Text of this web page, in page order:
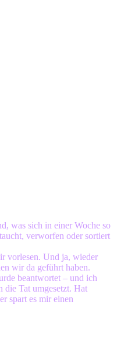
was sich in einer Woche so
verworfen oder sortiert
vorlesen. Und ja, wieder
wir da geführt haben.
beantwortet – und ich
die Tat umgesetzt. Hat
spart es mir einen